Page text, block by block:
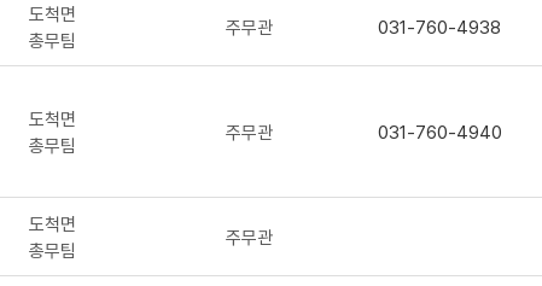
도척면
총무팀
주무관 031-760-4938
도척면
총무팀
주무관 031-760-4940
도척면
총무팀
주무관